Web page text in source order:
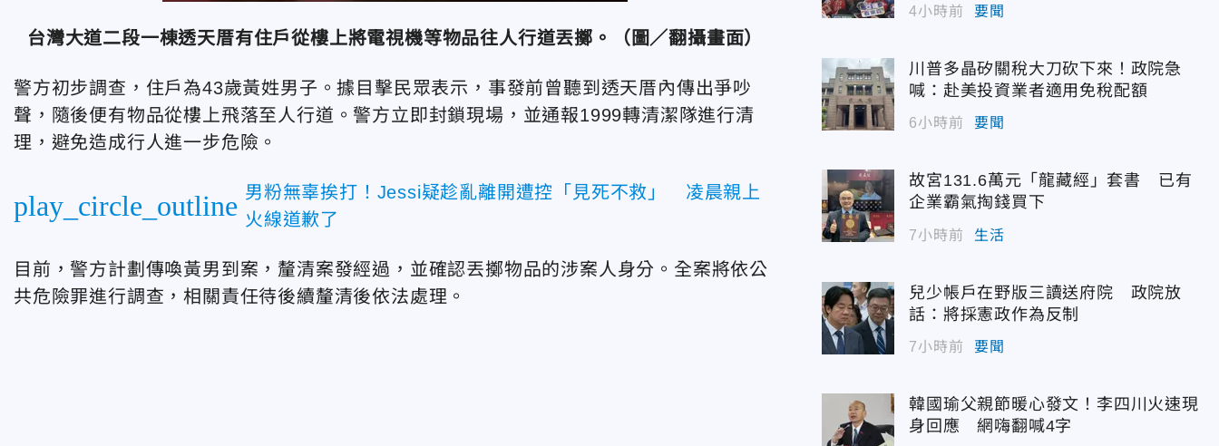
台灣大道二段一棟透天厝有住戶從樓上將電視機等物品往人行道丟擲。（圖／翻攝畫面）
警方初步調查，住戶為43歲黃姓男子。據目擊民眾表示，事發前曾聽到透天厝內傳出爭吵
聲，隨後便有物品從樓上飛落至人行道。警方立即封鎖現場，並通報1999轉清潔隊進行清
理，避免造成行人進一步危險。
play_circle_outline 男粉無辜挨打！Jessi疑趁亂離開遭控「見死不救」 凌晨親上
火線道歉了
目前，警方計劃傳喚黃男到案，釐清案發經過，並確認丟擲物品的涉案人身分。全案將依公
共危險罪進行調查，相關責任待後續釐清後依法處理。
4小時前 要聞
川普多晶矽關稅大刀砍下來！政院急
喊：赴美投資業者適用免稅配額
6小時前 要聞
故宮131.6萬元「龍藏經」套書 已有
企業霸氣掏錢買下
7小時前 生活
兒少帳戶在野版三讀送府院 政院放
話：將採憲政作為反制
7小時前 要聞
韓國瑜父親節暖心發文！李四川火速現
身回應 網嗨翻喊4字